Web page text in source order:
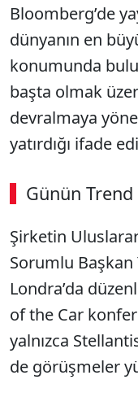
Bloomberg’de
dünyanın en
konumunda
başta olmak
devralmaya
yatırdığı ifade
Günün
00:03 / 08:06
Şirketin
Sorumlu Başkan
Londra’da
of the Car
yalnızca
de görüşmeler